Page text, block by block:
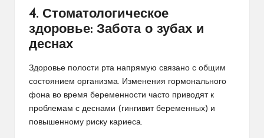
4. Стоматологическое
здоровье: Забота о зубах и
деснах
Здоровье полости рта напрямую связано с общим
состоянием организма. Изменения гормонального
фона во время беременности часто приводят к
проблемам с деснами (гингивит беременных) и
повышенному риску кариеса.